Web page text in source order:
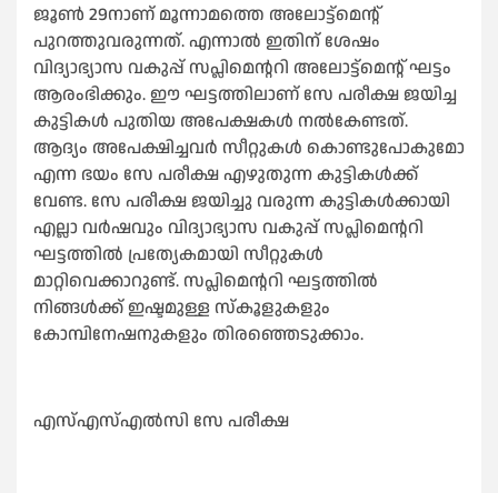
ജൂണ്‍ 29നാണ് മൂന്നാമത്തെ അലോട്ട്മെൻ്റ്
പുറത്തുവരുന്നത്. എന്നാല്‍ ഇതിന് ശേഷം
വിദ്യാഭ്യാസ വകുപ്പ് സപ്ലിമെന്ററി അലോട്ട്മെൻ്റ് ഘട്ടം
ആരംഭിക്കും. ഈ ഘട്ടത്തിലാണ് സേ പരീക്ഷ ജയിച്ച
കുട്ടികള്‍ പുതിയ അപേക്ഷകള്‍ നല്‍കേണ്ടത്.
ആദ്യം അപേക്ഷിച്ചവർ സീറ്റുകള്‍ കൊണ്ടുപോകുമോ
എന്ന ഭയം സേ പരീക്ഷ എഴുതുന്ന കുട്ടികള്‍ക്ക്
വേണ്ട. സേ പരീക്ഷ ജയിച്ചു വരുന്ന കുട്ടികള്‍ക്കായി
എല്ലാ വർഷവും വിദ്യാഭ്യാസ വകുപ്പ് സപ്ലിമെന്ററി
ഘട്ടത്തില്‍ പ്രത്യേകമായി സീറ്റുകള്‍
മാറ്റിവെക്കാറുണ്ട്. സപ്ലിമെന്ററി ഘട്ടത്തില്‍
നിങ്ങള്‍ക്ക് ഇഷ്ടമുള്ള സ്കൂളുകളും
കോമ്പിനേഷനുകളും തിരഞ്ഞെടുക്കാം.
എസ്‌എസ്‌എല്‍സി സേ പരീക്ഷ